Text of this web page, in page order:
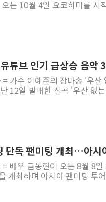
는 10월 4일 요코하마를 시
튜브 인기 급상승 음악
가수 이예준의 장마송 '우산
12일 발매한 신곡 '우산 없
단독 팬미팅 개최…아시
배우 금동현이 오는 8월 8
최하며 아시아 팬미팅 투